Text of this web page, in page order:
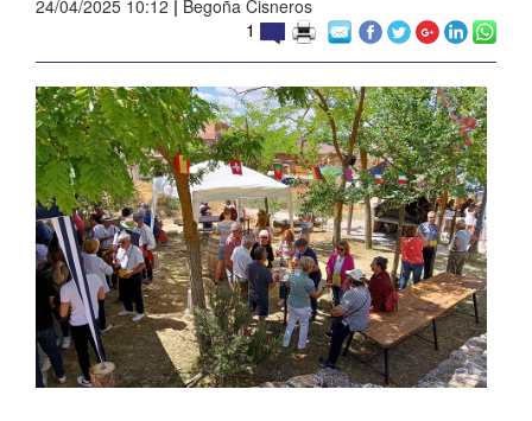
24/04/2025 10:12 | Begoña Cisneros
1